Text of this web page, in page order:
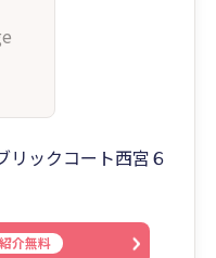
リックコート西宮６
紹介無料